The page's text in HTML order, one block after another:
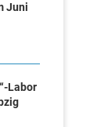
Juni
Labor